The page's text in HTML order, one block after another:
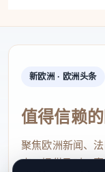
新欧洲 · 欧洲头条
值得信赖
聚焦欧洲新闻、
点，提供及时、